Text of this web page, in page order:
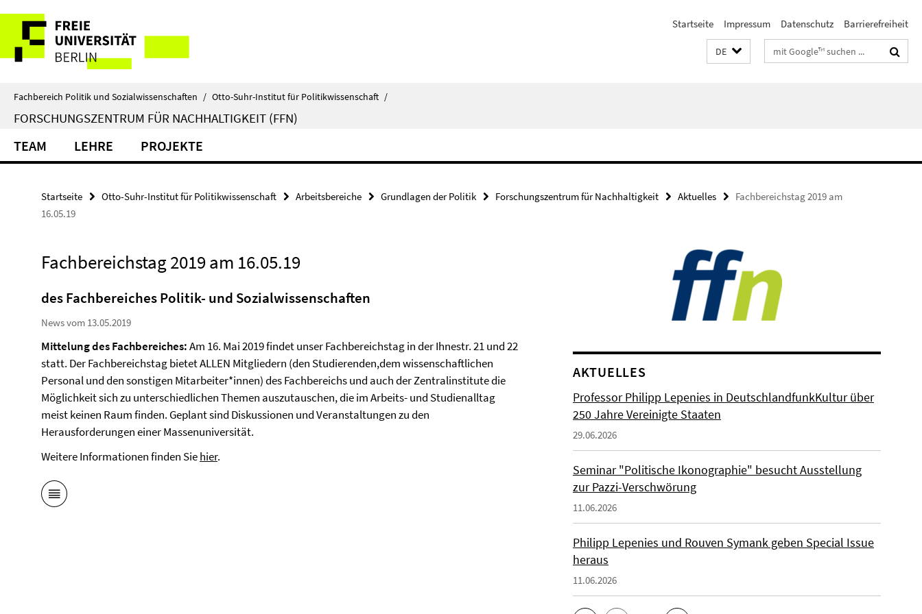
direkt
Inhalt
Service-
Navigation
Startseite Impressum Datenschutz Barrierefreiheit
DE Suchbegriffe
Fachbereich Politik und Sozialwissenschaften / Otto-Suhr-Institut für Politikwissenschaft /
FORSCHUNGSZENTRUM FÜR NACHHALTIGKEIT (FFN)
TEAM LEHRE PROJEKTE
Startseite Otto-Suhr-Institut für Politikwissenschaft Arbeitsbereiche Grundlagen der Politik Forschungszentrum für Nachhaltigkeit Aktuelles
Fachbereichstag 2019 am
16.05.19
Fachbereichstag 2019 am 16.05.19
des Fachbereiches Politik- und Sozialwissenschaften
News vom 13.05.2019
Mittelung des Fachbereiches:Am 16. Mai 2019 findet unser Fachbereichstag in der Ihnestr. 21 und 22
statt. Der Fachbereichstag bietet ALLEN Mitgliedern (den Studierenden,dem wissenschaftlichen
Personal und den sonstigen Mitarbeiter*innen) des Fachbereichs und auch der Zentralinstitute die
Möglichkeit sich zu unterschiedlichen Themen auszutauschen, die im Arbeits- und Studienalltag
meist keinen Raum finden. Geplant sind Diskussionen und Veranstaltungen zu den
Herausforderungen einer Massenuniversität.
Weitere Informationen finden Siehier.
AKTUELLES
Professor Philipp Lepenies in DeutschlandfunkKultur über
250 Jahre Vereinigte Staaten
29.06.2026
Seminar "Politische Ikonographie" besucht Ausstellung
zur Pazzi-Verschwörung
11.06.2026
Philipp Lepenies und Rouven Symank geben Special Issue
heraus
11.06.2026